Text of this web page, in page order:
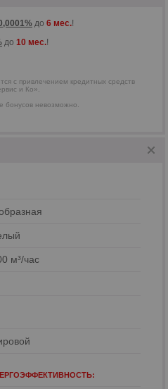
до 6 мес.!
до 10 мес.!
с привлечением кредитных средств
и Ко».
бонусов невозможно.
м³/час